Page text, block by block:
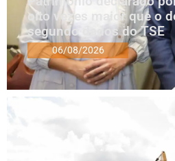
oito vezes maior que o
segundo dados do TSE
06/08/2026